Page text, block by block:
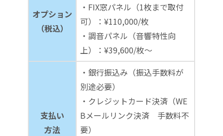
オプション
（税込）
・FIX窓パネル（1枚まで取付
可）：¥110,000/枚
・調音パネル（音響特性向
上）：¥39,600/枚～
支払い
方法
・銀行振込み（振込手数料が
別途必要）
・クレジットカード決済（WE
Bメールリンク決済 手数料不
要）